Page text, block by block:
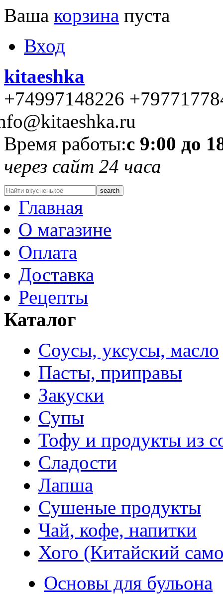
Ваша корзина пуста
Вход
kitaeshka
+74997148226
Время работы:с 9:00 до
через сайт 24 часа
Главная
О магазине
Оплата
Доставка
Рецепты
Каталог
Соусы, уксусы, масло
Пасты, приправы
Закуски
Супы
Тофу и продукты из
Сладости
Лапша
Сушеные продукты
Чай, кофе, напитки
Хого (Китайский
Основы для бульона